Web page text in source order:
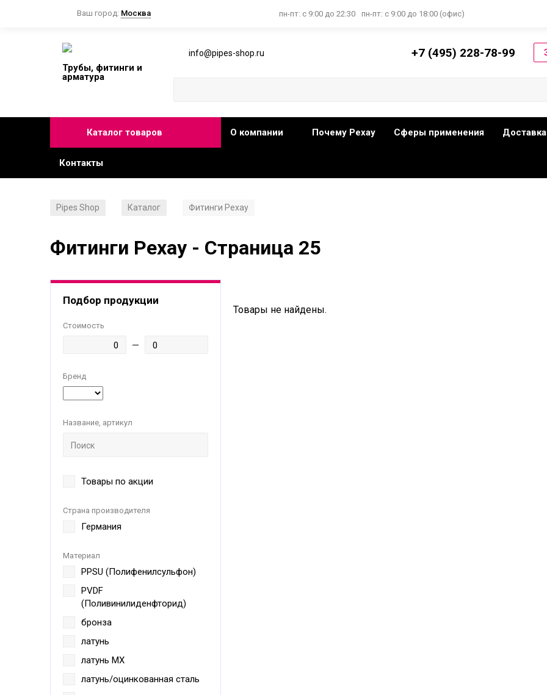
Ваш город: Москва пн-пт: с 9:00 до 22:30 пн-пт: с 9:00 до 18:00 (офис)
Трубы, фитинги и
арматура
info@pipes-shop.ru +7 (495) 228-78-99
Каталог товаров О компании Почему Рехау Сферы применения Доставка
Контакты
Pipes Shop Каталог Фитинги Рехау
Фитинги Рехау - Страница 25
Подбор продукции
Стоимость
Бренд
Название, артикул
Товары по акции
Страна производителя
Германия
Материал
PPSU (Полифенилсульфон)
PVDF
(Поливинилиденфторид)
бронза
латунь
латунь MX
латунь/оцинкованная сталь
Товары не найдены.